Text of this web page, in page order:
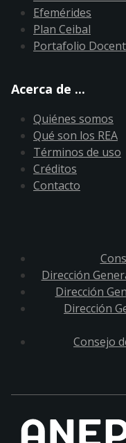
Efemérides
Plan Ceibal
Portafolio
Acerca de ...
Quiénes somos
Qué son los REA
Términos de uso
Créditos
Contacto
Dirección
Dirección
Dirección
Consejo